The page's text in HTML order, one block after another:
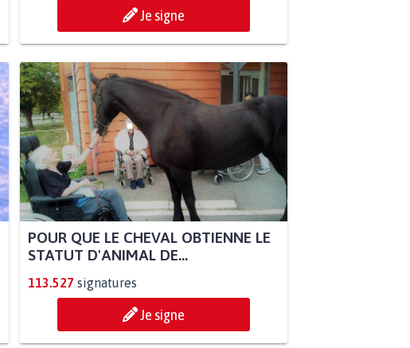
Je signe
POUR QUE LE CHEVAL OBTIENNE LE
STATUT D'ANIMAL DE...
113.527 signatures
Je signe